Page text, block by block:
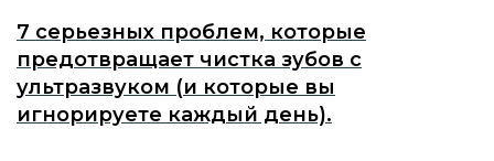
7 серьезных проблем, которые
предотвращает чистка зубов с
ультразвуком (и которые вы
игнорируете каждый день).